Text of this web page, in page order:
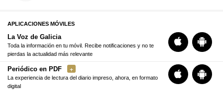
APLICACIONES MÓVILES
La Voz de Galicia
Toda la información en tu móvil. Recibe notificaciones y no te
pierdas la actualidad más relevante
Periódico en PDF
La experiencia de lectura del diario impreso, ahora, en formato
digital